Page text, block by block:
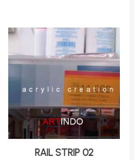
RAIL STRIP 02